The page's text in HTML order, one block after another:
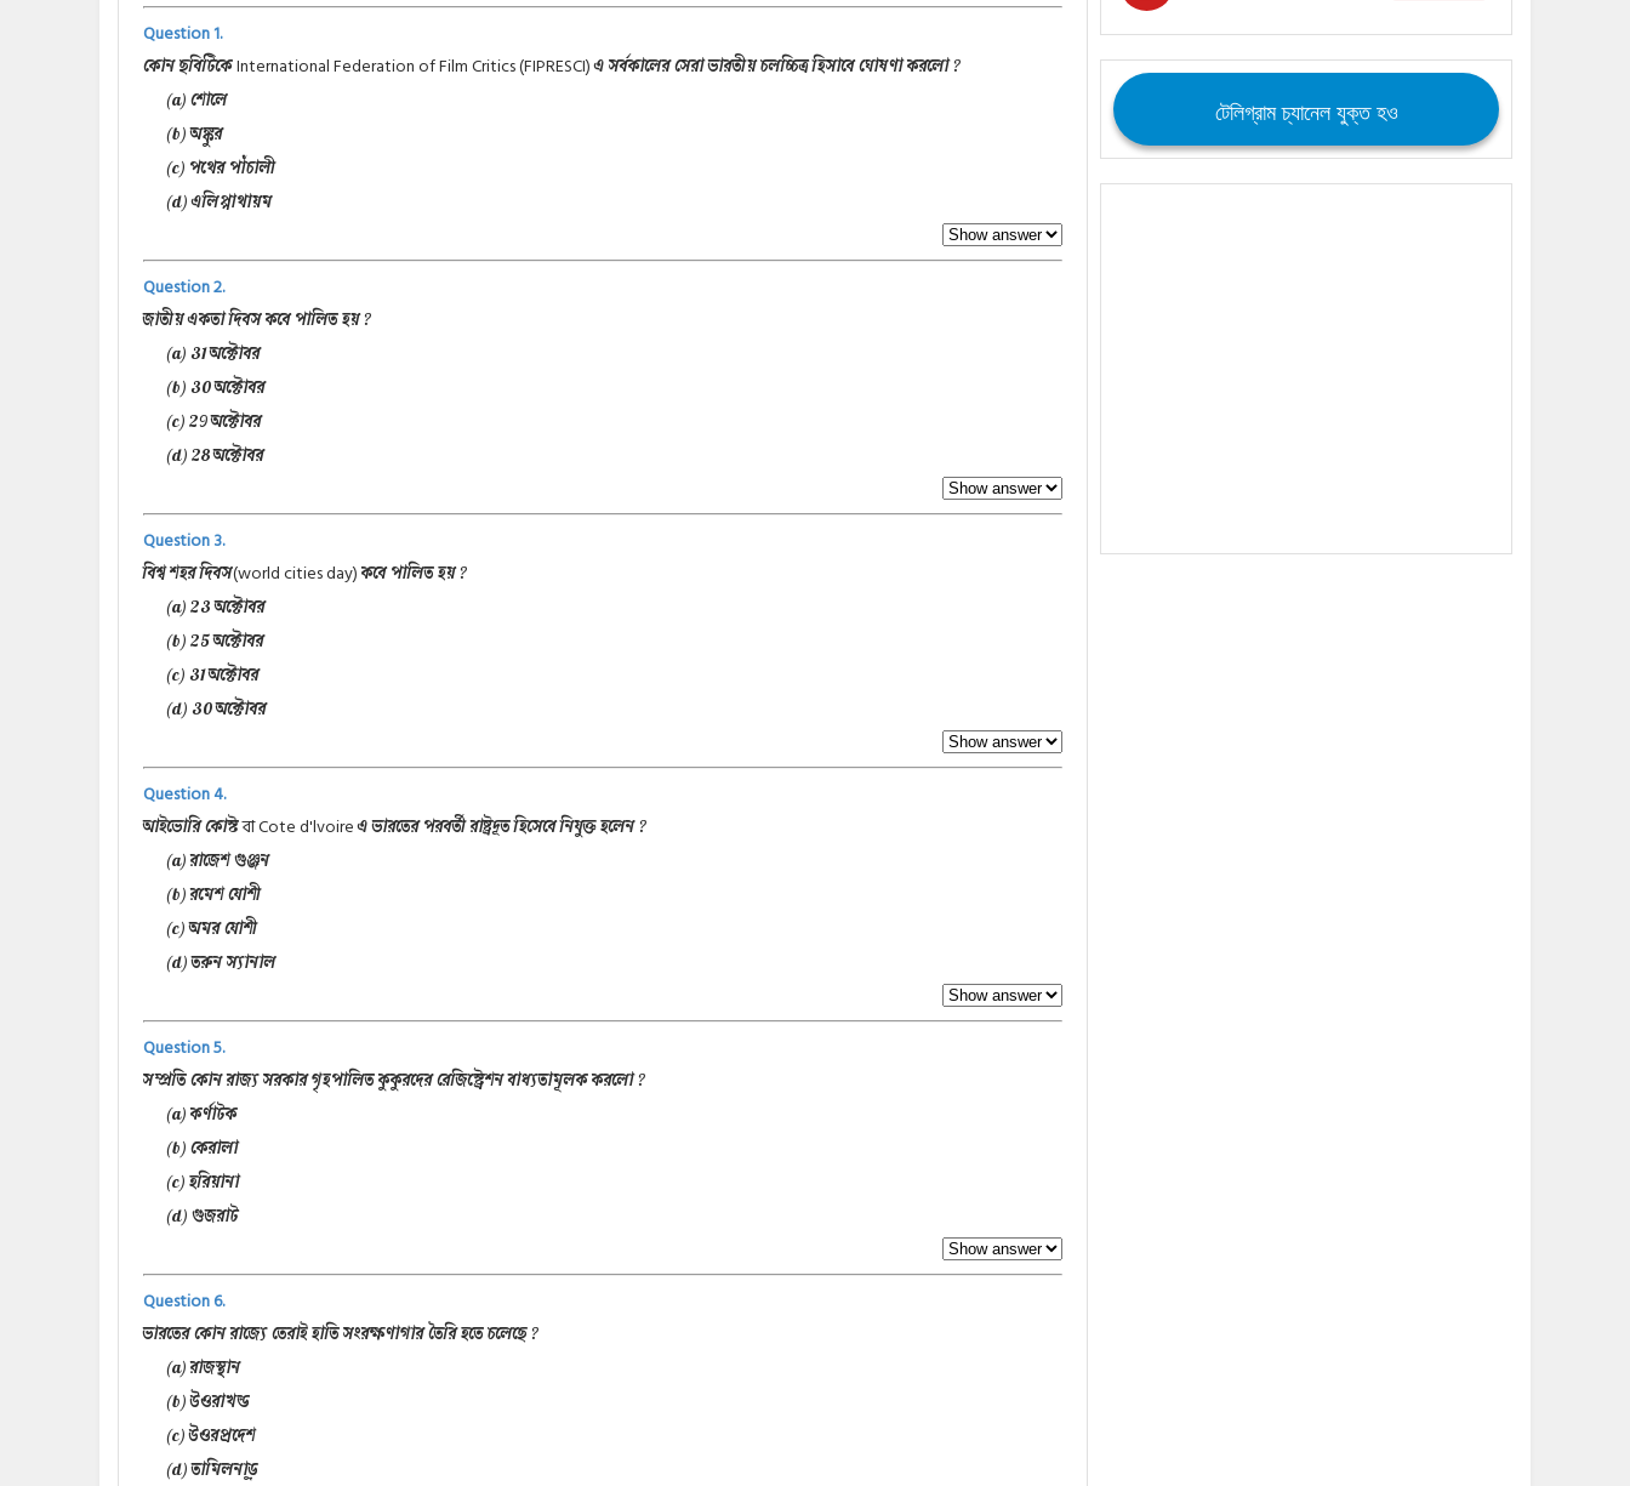
Question 1.
কোন ছবিটিকেInternational Federation of Film Critics (FIPRESCI)এ সর্বকালের সেরা ভারতীয় চলচ্চিত্র হিসাবে ঘোষণা করলো ?
(a) শোলে
(b) অঙ্কুর
(c) পথের পাঁচালী
(d) এলিপ্পাথায়ম
Question 2.
জাতীয় একতা দিবস কবে পালিত হয় ?
(a) 31 অক্টোবর
(b) 30 অক্টোবর
(c) 29 অক্টোবর
(d) 28 অক্টোবর
Question 3.
বিশ্ব শহর দিবস(world cities day)কবে পালিত হয় ?
(a) 23 অক্টোবর
(b) 25 অক্টোবর
(c) 31 অক্টোবর
(d) 30 অক্টোবর
Question 4.
আইভোরি কোস্টবা Cote d'lvoireএ ভারতের পরবর্তী রাষ্ট্রদূত হিসেবে নিযুক্ত হলেন ?
(a) রাজেশ গুঞ্জন
(b) রমেশ যোশী
(c) অমর যোশী
(d) তরুন স্যানাল
Question 5.
সম্প্রতি কোন রাজ্য সরকার গৃহপালিত কুকুরদের রেজিস্ট্রেশন বাধ্যতামূলক করলো ?
(a) কর্ণাটক
(b) কেরালা
(c) হরিয়ানা
(d) গুজরাট
Question 6.
ভারতের কোন রাজ্যে তেরাই হাতি সংরক্ষণাগার তৈরি হতে চলেছে ?
(a) রাজস্থান
(b) উওরাখন্ড
(c) উওরপ্রদেশ
(d) তামিলনাড়ু
টেলিগ্রাম চ্যানেল যুক্ত হও